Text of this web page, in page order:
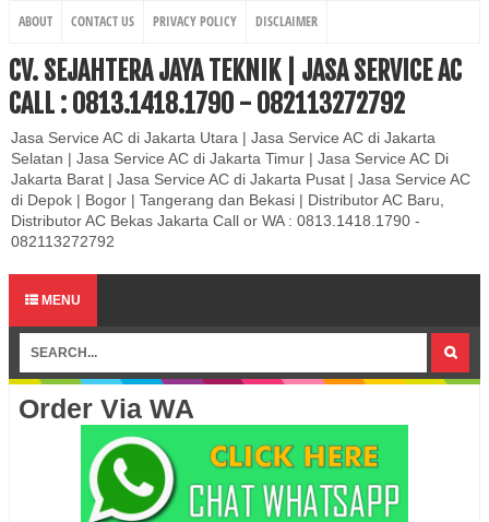
ABOUT CONTACT US PRIVACY POLICY DISCLAIMER
CV. SEJAHTERA JAYA TEKNIK | JASA SERVICE AC
CALL : 0813.1418.1790 - 082113272792
Jasa Service AC di Jakarta Utara | Jasa Service AC di Jakarta
Selatan | Jasa Service AC di Jakarta Timur | Jasa Service AC Di
Jakarta Barat | Jasa Service AC di Jakarta Pusat | Jasa Service AC
di Depok | Bogor | Tangerang dan Bekasi | Distributor AC Baru,
Distributor AC Bekas Jakarta Call or WA : 0813.1418.1790 -
082113272792
MENU
Order Via WA